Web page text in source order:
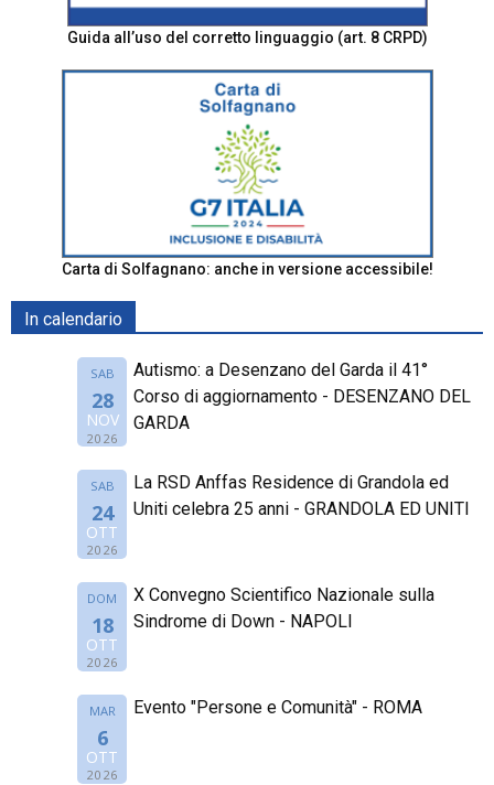
Guida all’uso del corretto linguaggio (art. 8 CRPD)
Carta di Solfagnano: anche in versione accessibile!
In calendario
SAB
28
NOV
2026
Autismo: a Desenzano del Garda il 41°
Corso di aggiornamento - DESENZANO DEL
GARDA
SAB
24
OTT
2026
La RSD Anffas Residence di Grandola ed
Uniti celebra 25 anni - GRANDOLA ED UNITI
DOM
18
OTT
2026
X Convegno Scientifico Nazionale sulla
Sindrome di Down - NAPOLI
MAR
6
OTT
2026
Evento "Persone e Comunità" - ROMA